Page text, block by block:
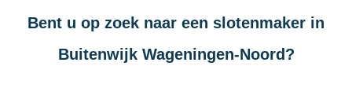
Bent u op zoek naar een slotenmaker in
Buitenwijk Wageningen-Noord?